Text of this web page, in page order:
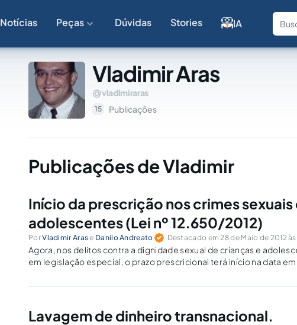
Notícias Peças Dúvidas Stories IA
Vladimir Aras
vladimiraras
15 Publicações
Publicações de Vladimir
Início da prescrição nos crimes
adolescentes (Lei nº 12.650/2012)
PorVladimir Arase Danilo Andreato Destacado em 28 de Maio de 2012 às
Agora, nos delitos contra a dignidade sexual de crianças e
em legislação especial, o prazo prescricional terá início na data
Lavagem de dinheiro transnacional.